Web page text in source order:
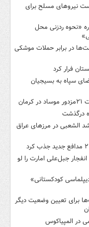
نیروهای مسلح برای
«نحوه ردزنی محل
در برابر حملات موشکی
فرار کرد
سپاه به بسیجیان
درگذشت
الشعبی در مرزهای عراق
جبل‌علی امارت را لو
کودکستانی»
برای تعیین وضعیت دیگر
در المپیاکوس